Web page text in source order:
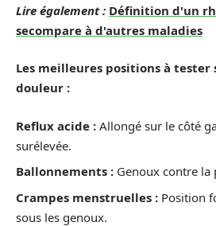
Lire également : Définition d'un
secompare à d'autres maladies
Les meilleures positions à tester
douleur :
Reflux acide : Allongé sur le côté
surélevée.
Ballonnements : Genoux contre la
Crampes menstruelles : Position
sous les genoux.